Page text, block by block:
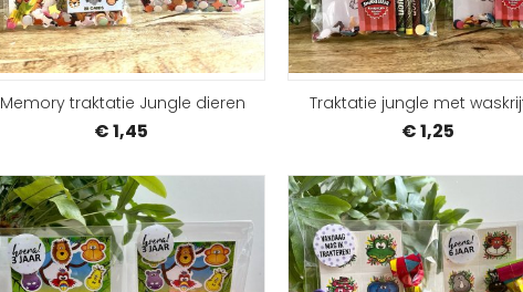
Memory traktatie Jungle dieren
€ 1,45
SAMENSTELLEN
Traktatie jungle met
€ 1,25